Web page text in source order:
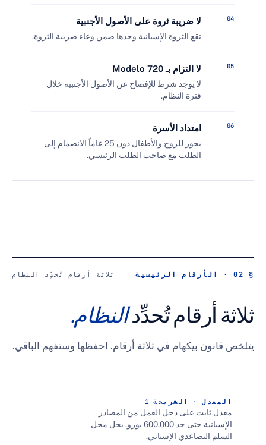
لا ضريبة ثروة على الأصول الأجنبية
تقع الثروة الإسبانية وحدها ضمن وعاء ضريبة الثروة.
لا التزام بـ Modelo 720
لا يوجد شرط للإفصاح عن الأصول الأجنبية خلال
امتداد الأسرة
يجوز للزوج والأطفال دون 25 عاماً الانضمام إلى
الطلب مع صاحب الطلب الرئيسي.
ثلاثة أرقام تُحدِّد النظام
تُحدِّدالنظام.
بيكهام في ثلاثة أرقام. احفظها وستفهم الباقي.
· الشريحة 1
على دخل العمل من المصادر
الإسبانية حتى حد 600,000 يورو. يحل محل
الإسباني.